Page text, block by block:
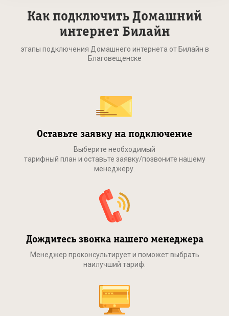
Как подключить Домашний
интернет Билайн
этапы подключения Домашнего интернета от Билайн в
Благовещенске
Оставьте заявку на подключение
Выберите необходимый
тарифный план и оставьте заявку/позвоните нашему
менеджеру.
Дождитесь звонка нашего менеджера
Менеджер проконсультирует и поможет выбрать
наилучший тариф.